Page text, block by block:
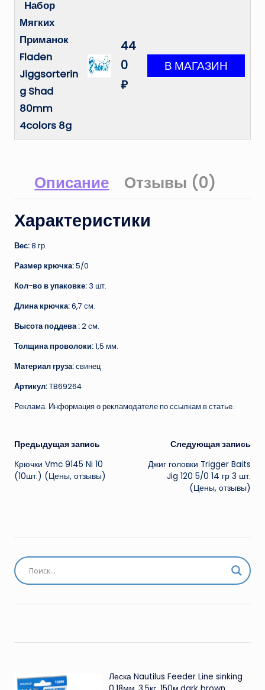
Набор
Мягких
Приманок
Fladen
Jiggsorterin
g Shad
80mm
4colors 8g
44
0
₽
Описание Отзывы (0)
Характеристики
Вес:8 гр.
Размер крючка:5/0
Кол-во в упаковке: 3 шт.
Длина крючка:6,7 см.
Высота поддева :2 см.
Толщина проволоки:1,5 мм.
Материал груза:свинец
Артикул:TB69264
Реклама. Информация о рекламодателе по ссылкам в статье.
Навигация
записи
Предыдущая запись
Крючки Vmc 9145 Ni 10
(10шт.) (Цены, отзывы)
Следующая запись
Джиг головки Trigger Baits
Jig 120 5/0 14 гр 3 шт.
(Цены, отзывы)
Леска Nautilus Feeder Line sinking